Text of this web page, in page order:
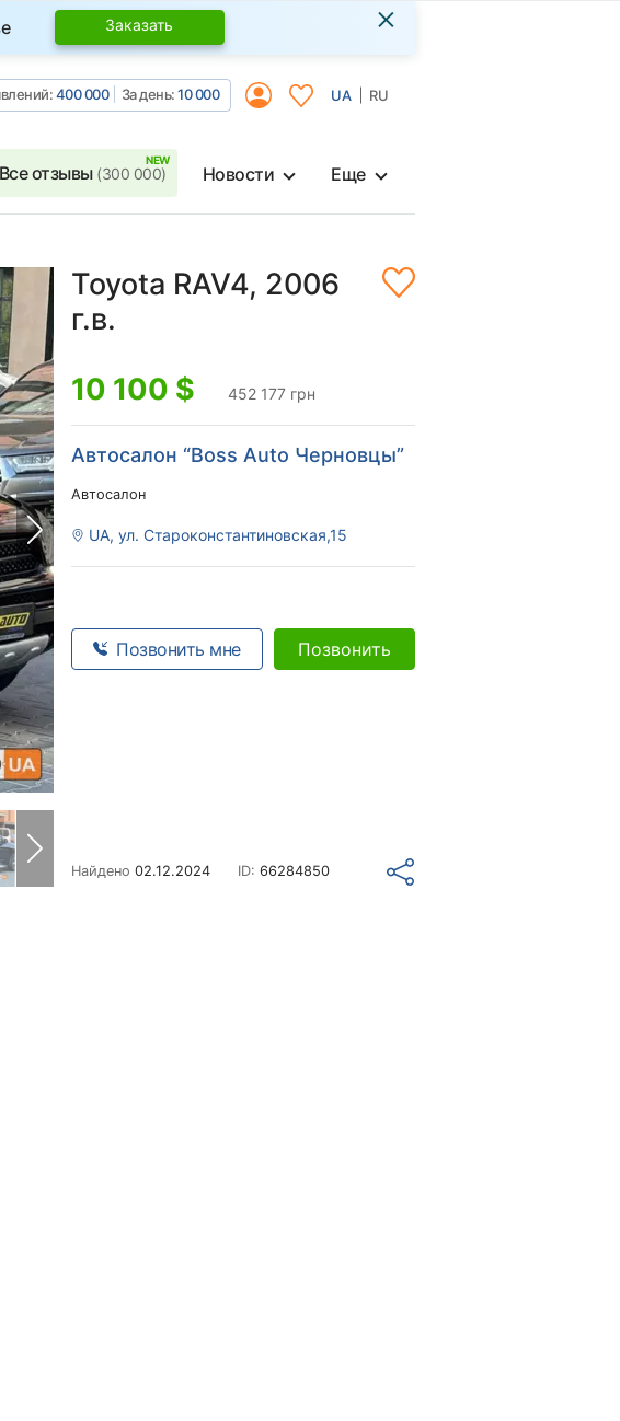
Заказать ×
400 000 За день:10 000 UA RU
Все отзывы (300 000) Новости Еще
Toyota RAV4, 2006
г.в.
10 100 $ 452 177 грн
Автосалон “Boss Auto Черновцы”
Автосалон
UA, ул. Староконстантиновская,15
Позвонить мне Позвонить
Найдено 02.12.2024 ID:66284850